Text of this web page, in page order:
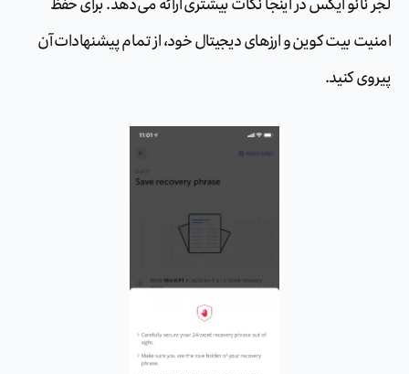
لجر نانو ایکس در اینجا نکات بیشتری ارائه می‌دهد. برای حفظ
امنیت بیت کوین و ارزهای دیجیتال خود، از تمام پیشنهادات آن
پیروی کنید.